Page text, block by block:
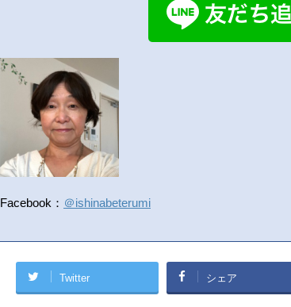
Facebook： ＠ishinabeterumi
Twitter シェア